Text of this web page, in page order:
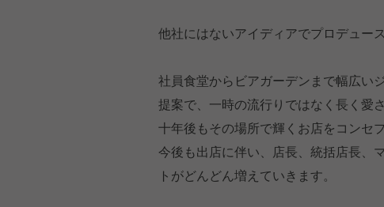
他社にはないアイディアでプロデュース
社員食堂からビアガーデンまで幅広い
提案で、一時の流行りではなく長く愛
十年後もその場所で輝くお店をコンセ
今後も出店に伴い、店長、統括店長、
トがどんどん増えていきます。